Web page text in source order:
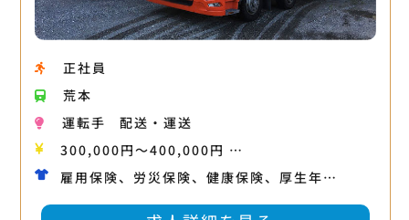
正社員
荒本
運転手
配送・運送
300,000円〜400,000円 …
雇用保険、労災保険、健康保険、厚生年…